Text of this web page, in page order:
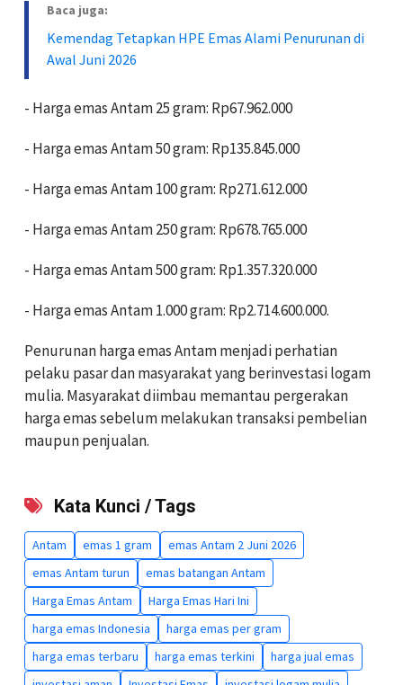
Baca juga:
Kemendag Tetapkan HPE Emas Alami Penurunan di
Awal Juni 2026
- Harga emas Antam 25 gram: Rp67.962.000
- Harga emas Antam 50 gram: Rp135.845.000
- Harga emas Antam 100 gram: Rp271.612.000
- Harga emas Antam 250 gram: Rp678.765.000
- Harga emas Antam 500 gram: Rp1.357.320.000
- Harga emas Antam 1.000 gram: Rp2.714.600.000.
Penurunan harga emas Antam menjadi perhatian
pelaku pasar dan masyarakat yang berinvestasi logam
mulia. Masyarakat diimbau memantau pergerakan
harga emas sebelum melakukan transaksi pembelian
maupun penjualan.
Kata Kunci / Tags
Antam emas 1 gram
emas Antam 2 Juni 2026
emas Antam turun
emas batangan Antam
Harga Emas Antam
Harga Emas Hari Ini
harga emas Indonesia
harga emas per gram
harga emas terbaru
harga emas terkini
harga jual emas